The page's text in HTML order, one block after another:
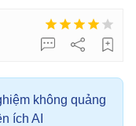
không quảng
ích AI